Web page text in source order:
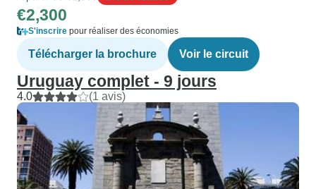
€2,300
S'inscrire pour réaliser des économies
Télécharger la brochure Voir le circuit
Uruguay complet - 9 jours
4.0 (1 avis)